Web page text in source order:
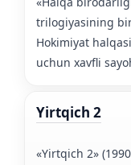
trilogiyasining
Hokimiyat
uchun xavfli
Yirtqich 2
«Yirtqich 2»